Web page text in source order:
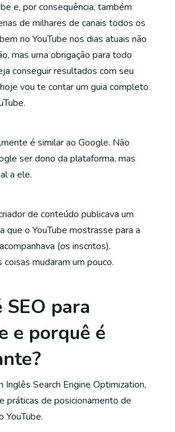
e, por consequência, também
de milhares de canais todos os
no YouTube nos dias atuais não
mas uma obrigação para todo
conseguir resultados com seu
vou te contar um guia completo
é similar ao Google. Não
ser dono da plataforma, mas
a ele.
de conteúdo publicava um
que o YouTube mostrasse para a
(os inscritos).
coisas mudaram um pouco.
SEO para
e porquê é
Inglês Search Engine Optimization,
práticas de posicionamento de
YouTube.